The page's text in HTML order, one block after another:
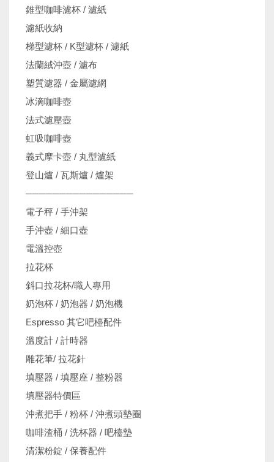
錐型咖啡濾杯 / 濾紙
濾紙收納
梯型濾杯 / K型濾杯 / 濾紙
法蘭絨沖壺 / 濾布
塑質濾器 / 金屬濾網
冰滴咖啡壺
法式濾壓壺
虹吸咖啡壺
義式摩卡壺 / 丸型濾紙
登山爐 / 瓦斯爐 / 爐架
────────────────
電子秤 / 手沖架
手沖壺 / 細口壺
電溫控壺
拉花杯
斜口拉花杯/職人專用
奶泡杯 / 奶泡器 / 奶泡機
Espresso 其它吧檯配件
溫度計 / 計時器
雕花筆/ 拉花針
填壓器 / 填壓座 / 整粉器
填壓器特價區
沖煮把手 / 粉杯 / 沖煮頭墊圈
咖啡渣桶 / 洗杯器 / 吧檯墊
清潔粉錠 / 保養配件